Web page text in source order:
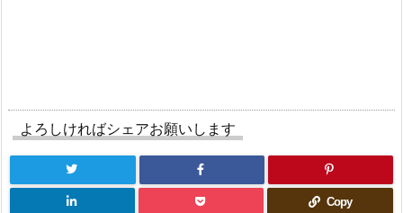
よろしければシェアお願いします
Copy